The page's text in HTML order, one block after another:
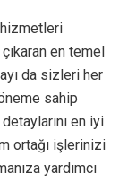
hizmetleri
en temel
da sizleri her
sahip
detaylarını en iyi
ortağı işlerinizi
yardımcı